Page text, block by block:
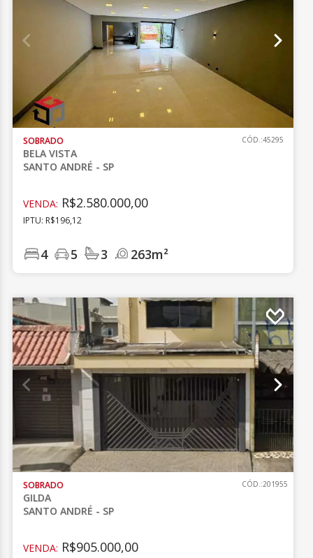
SOBRADO
BELA VISTA
SANTO ANDRÉ - SP
CÓD.:45295
VENDA: R$2.580.000,00
IPTU: R$196,12
4 5 3 263m²
SOBRADO
GILDA
SANTO ANDRÉ - SP
CÓD.:201955
VENDA: R$905.000,00